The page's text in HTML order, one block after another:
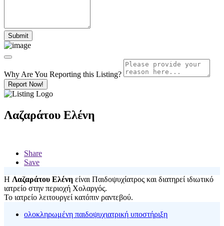
Why Are You Reporting this Listing?
Report Now!
Λαζαράτου Ελένη
Share
Save
Η Λαζαράτου Ελένη είναι Παιδοψυχίατρος και διατηρεί ιδιωτικό
ιατρείο στην περιοχή Χολαργός.
Το ιατρείο λειτουργεί κατόπιν ραντεβού.
ολοκληρωμένη παιδοψυχιατρική υποστήριξη